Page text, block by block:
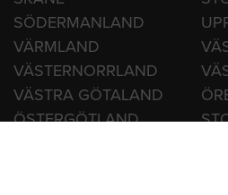
SÖDERMANLAND
VÄRMLAND
VÄSTERNORRLAND
VÄSTRA GÖTALAND
ÖSTERGÖTLAND